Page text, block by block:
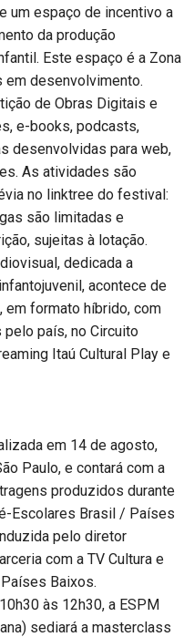
um espaço de incentivo a
da produção
Este espaço é a Zona
em desenvolvimento.
de Obras Digitais e
e-books, podcasts,
desenvolvidas para web,
As atividades são
no linktree do festival:
são limitadas e
sujeitas à lotação.
dedicada a
acontece de
formato híbrido, com
país, no Circuito
Itaú Cultural Play e
em 14 de agosto,
Paulo, e contará com a
produzidos durante
Escolares Brasil / Países
pelo diretor
com a TV Cultura e
Baixos.
às 12h30, a ESPM
sediará a masterclass